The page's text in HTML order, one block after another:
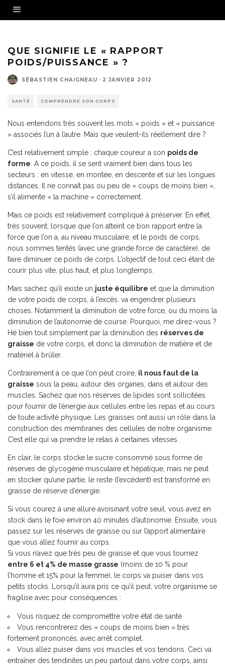
QUE SIGNIFIE LE « RAPPORT
POIDS/PUISSANCE » ?
SÉBASTIEN CHAIGNEAU · 2 JANVIER 2012
SANTÉ COMPRENDRE SON CORPS
Nous entendons très souvent les mots « poids » et « puissance
» associés l’un à l’autre. Mais que veulent-ils réellement dire ?
C’est relativement simple : chaque coureur a son poids de
forme . A ce poids, il se sent vraiment bien dans tous les
secteurs : en vitesse, en montée, en descente et sur les longues
distances. Il ne connaît pas ou peu de « coups de moins bien »,
s’il alimente « la machine » correctement.
Mais ce poids est relativement compliqué à préserver. En effet,
très souvent, lorsque que l’on atteint ce bon rapport entre la
force que l’on a, au niveau musculaire, et le poids de corps,
nous sommes tentés (avec une grande force de caractère), de
faire diminuer ce poids de corps. L’objectif de tout ceci étant de
courir plus vite, plus haut, et plus longtemps.
Mais sachez qu’il existe un juste équilibre et que la diminution
de votre poids de corps, à l’excès, va engendrer plusieurs
choses. Notamment la diminution de votre force, ou du moins la
diminution de l’autonomie de course. Pourquoi, me direz-vous ?
Hé bien tout simplement par la diminution des réserves de
graisse de votre corps, et donc la diminution de matière et de
matériel à brûler.
Contrairement à ce que l’on peut croire, il nous faut de la
graisse sous la peau, autour des organes, dans et autour des
muscles. Sachez que nos réserves de lipides sont sollicitées
pour fournir de l’énergie aux cellules entre les repas et au cours
de toute activité physique. Les graisses ont aussi un rôle dans la
construction des membranes des cellules de notre organisme.
C’est elle qui va prendre le relais à certaines vitesses.
En clair, le corps stocke le sucre consommé sous forme de
réserves de glycogène musculaire et hépatique, mais ne peut
en stocker qu’une partie, le reste (l’excédent) est transformé en
graisse de réserve d’énergie.
Si vous courez à une allure avoisinant votre seuil, vous avez en
stock dans le foie environ 40 minutes d’autonomie. Ensuite, vous
passez sur les réserves de graisse ou sur l’apport alimentaire
que vous allez fournir au corps.
Si vous n’avez que très peu de graisse et que vous tournez
entre 6 et 4% de masse grasse (moins de 10 % pour
l’homme et 15% pour la femme), le corps va puiser dans vos
petits stocks. Lorsqu’il aura pris ce qu’il peut, votre organisme se
fragilise avec pour conséquences :
Vous risquez de compromettre votre état de santé
Vous rencontrerez des « coups de moins bien » très
fortement prononcés, avec arrêt complet.
Vous allez puiser dans vos muscles et vos tendons. Ceci va
entraîner des tendinites un peu partout dans votre corps, ainsi